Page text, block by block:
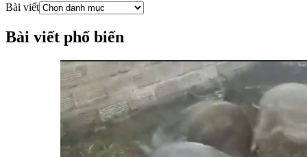
Bài viết
Bài viết phổ biến